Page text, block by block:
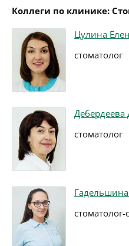
Коллеги по клинике:
Цулина
стоматолог
стоматолог